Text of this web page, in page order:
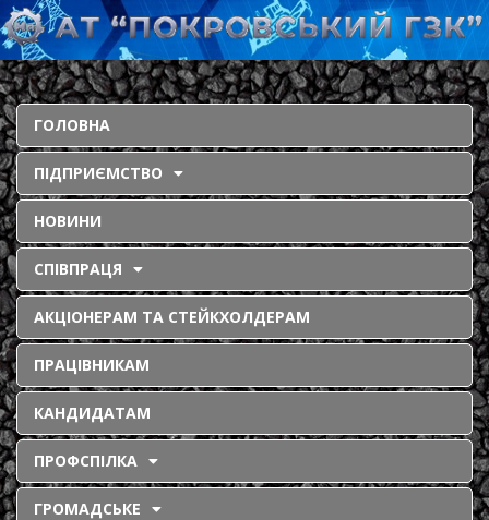
ГОЛОВНА
ПІДПРИЄМСТВО
НОВИНИ
СПІВПРАЦЯ
АКЦІОНЕРАМ ТА СТЕЙКХОЛДЕРАМ
ПРАЦІВНИКАМ
КАНДИДАТАМ
ПРОФСПІЛКА
ГРОМАДСЬКЕ